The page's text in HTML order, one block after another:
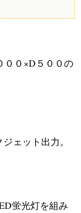
００×D５００の
ェット出力。
蛍光灯を組み